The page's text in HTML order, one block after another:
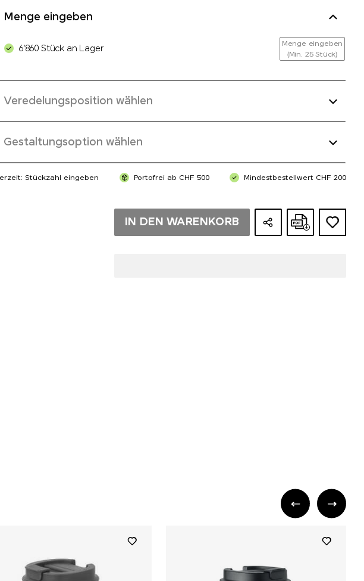
Menge eingeben
6'860 Stück an Lager
Menge eingeben
(Min. 25 Stück)
Veredelungsposition wählen
Gestaltungsoption wählen
Stückzahl eingeben Portofrei ab CHF 500 Mindestbestellwert CHF 200
IN DEN WARENKORB